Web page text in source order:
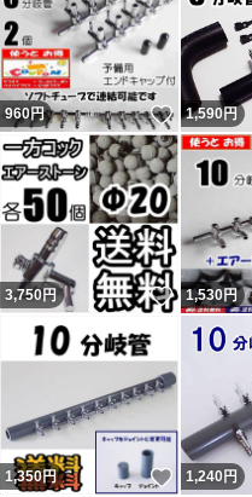
960円 いいね！
1,590円
3,750円 いいね！
1,530円
1,350円 いいね！
1,240円